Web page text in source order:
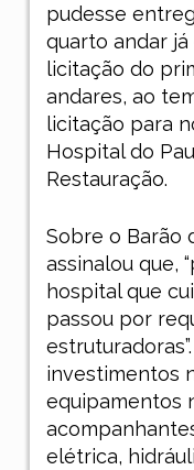
pudesse
quarto andar
licitação do
andares, ao
licitação para
Hospital do
Restauração.
Sobre o Barão
assinalou que,
hospital que
passou por
investimentos
equipamentos
elétrica,